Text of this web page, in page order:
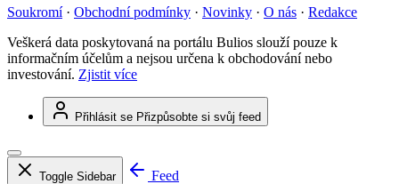
Soukromí · Obchodní podmínky · Novinky · O nás · Redakce
Veškerá data poskytovaná na portálu Bulios slouží pouze k
informačním účelům a nejsou určena k obchodování nebo
investování. Zjistit více
Přihlásit se Přizpůsobte si svůj feed
Toggle Sidebar
Feed